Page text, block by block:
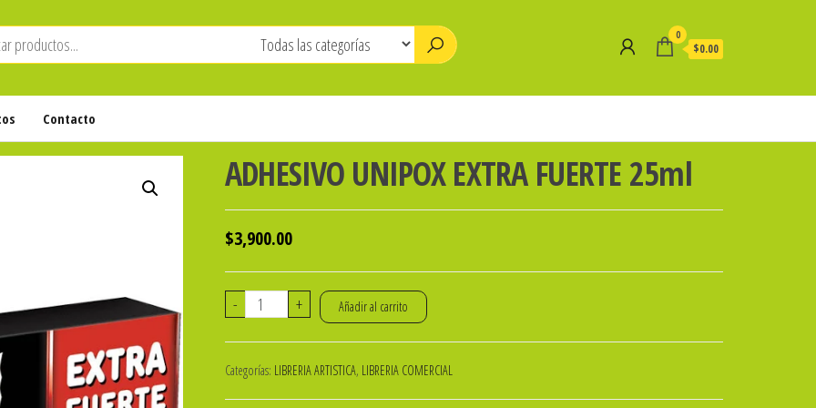
0
$0.00
Contacto
ADHESIVO UNIPOX EXTRA FUERTE 25ml
$3,900.00
-
ADHESIVO
FUERTE
+ Añadir al carrito
Categorías: LIBRERIA ARTISTICA, LIBRERIA COMERCIAL